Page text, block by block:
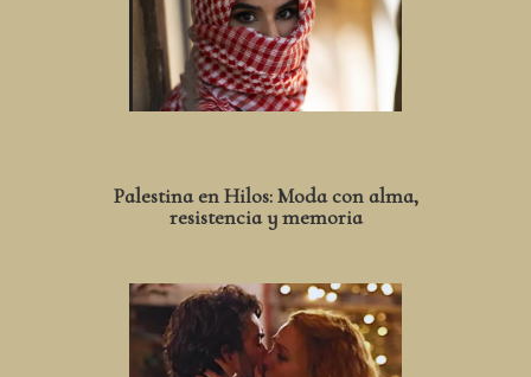
Palestina en Hilos: Moda con alma,
resistencia y memoria